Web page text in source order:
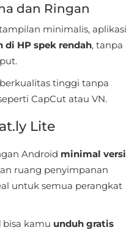
dan Ringan
minimalis, aplikasi
HP spek rendah, tanpa
tinggi tanpa
CapCut atau VN.
Lite
Android minimal versi
ruang penyimpanan
untuk semua perangkat
bisa kamu unduh gratis